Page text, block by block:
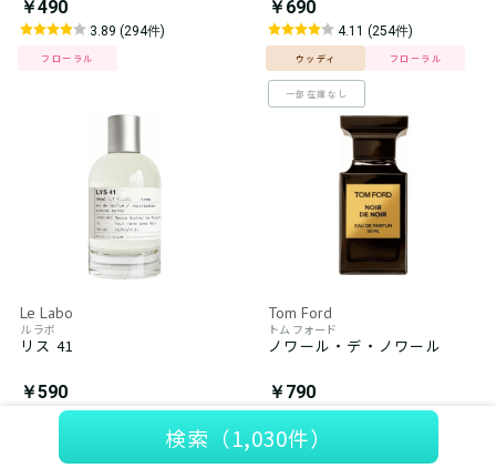
検索 （1,030件）
￥490
3.89 (294件)
フローラル
￥690
4.11 (254件)
ウッディ フローラル
一部在庫なし
Le Labo
ル ラボ
リス 41
￥590
Tom Ford
トム フォード
ノワール・デ・ノワール
￥790
フローラル